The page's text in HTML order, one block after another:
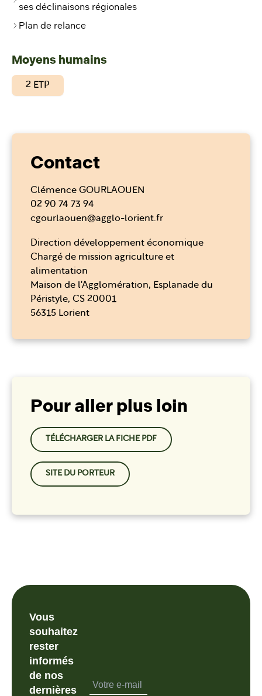
ses déclinaisons régionales
Plan de relance
Moyens humains
2 ETP
Contact
Clémence GOURLAOUEN
02 90 74 73 94
cgourlaouen@agglo-lorient.fr
Direction développement économique
Chargé de mission agriculture et
alimentation
Maison de l'Agglomération, Esplanade du
Péristyle, CS 20001
56315 Lorient
Pour aller plus loin
TÉLÉCHARGER LA FICHE PDF
SITE DU PORTEUR
Vous
souhaitez
rester
informés
de nos
dernières